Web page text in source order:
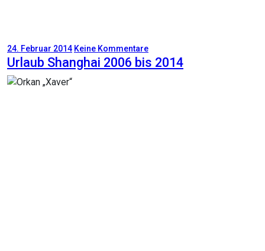
24. Februar 2014 Keine Kommentare
Urlaub Shanghai 2006 bis 2014